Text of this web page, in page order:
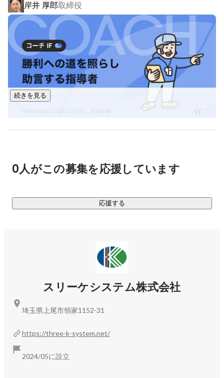
①クラウド上で提供しサブスクリプションモデルを採用して
いるため、初期コストを抑え導入ハードルを大幅に下げるこ
とが可能
②お客様ごとのクラウドサーバーを当社で管理し、追加コス
トなしで各社のカスタマイズに対応
https://www.youtube.com/watch?v=hpretV8c69s
岸井 厚郎取締役
続きを見る
0人がこの募集を応援しています
応援する
スリーケシステム株式会社
https://three-k-system.net/
2024/05に設立
埼玉県上尾市領家1152-31